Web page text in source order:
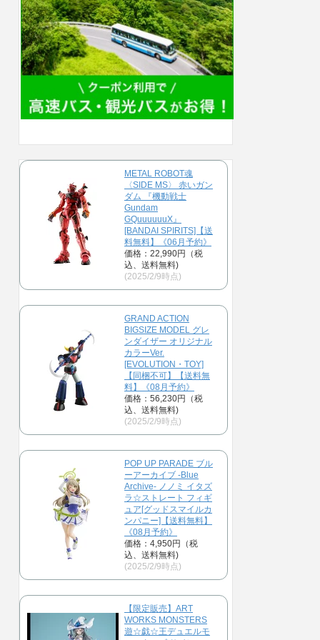
METAL ROBOT魂
〈SIDE MS〉 赤いガン
ダム 『機動戦士
Gundam
GQuuuuuuX』
[BANDAI SPIRITS]【送
料無料】《06月予約》
価格：22,990円（税
込、送料無料)
(2025/2/9時点)
GRAND ACTION
BIGSIZE MODEL グレ
ンダイザー オリジナル
カラーVer.
[EVOLUTION・TOY]
【同梱不可】【送料無
料】《08月予約》
価格：56,230円（税
込、送料無料)
(2025/2/9時点)
POP UP PARADE ブル
ーアーカイブ -Blue
Archive- ノノミ イタズ
ラ☆ストレート フィギ
ュア[グッドスマイルカ
ンパニー]【送料無料】
《08月予約》
価格：4,950円（税
込、送料無料)
(2025/2/9時点)
【限定販売】ART
WORKS MONSTERS
遊☆戯☆王デュエルモ